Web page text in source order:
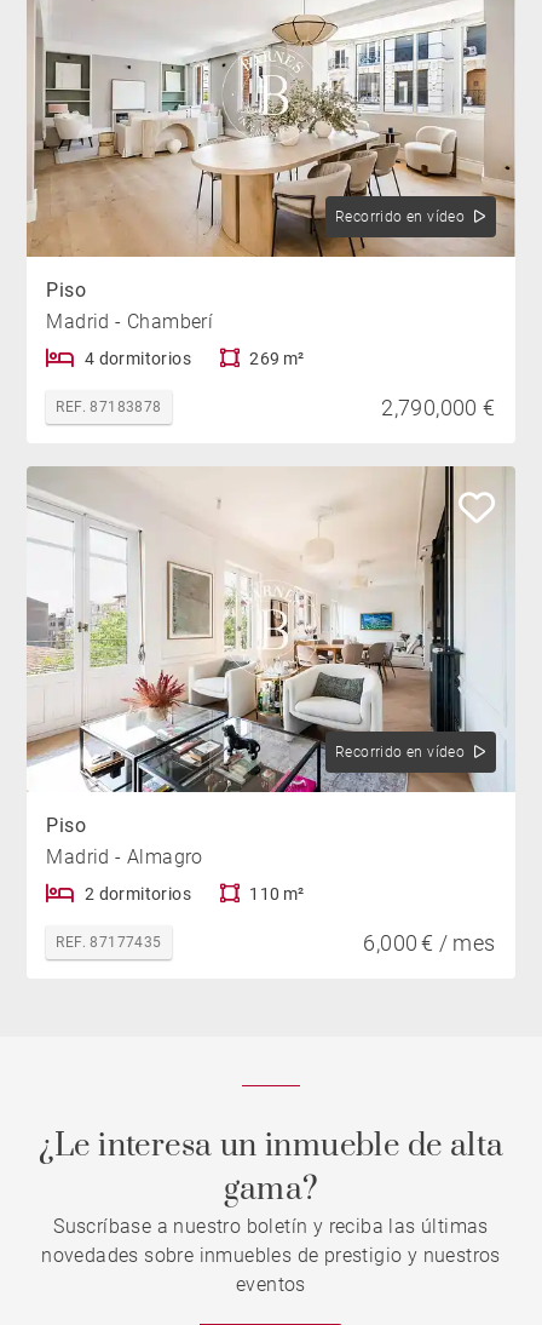
Recorrido en vídeo
Piso
Madrid - Chamberí
4 dormitorios 269 m²
REF. 87183878 2,790,000 €
Recorrido en vídeo
Piso
Madrid - Almagro
2 dormitorios 110 m²
REF. 87177435 6,000 € / mes
¿Le interesa un inmueble de alta
gama?
Suscríbase a nuestro boletín y reciba las últimas
novedades sobre inmuebles de prestigio y nuestros
eventos